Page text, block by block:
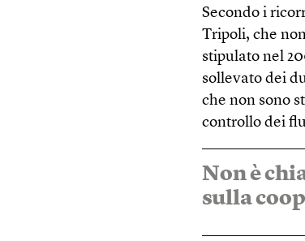
Secondo i
Tripoli, che
stipulato nel
sollevato dei
che non sono
controllo dei
Non è
sulla